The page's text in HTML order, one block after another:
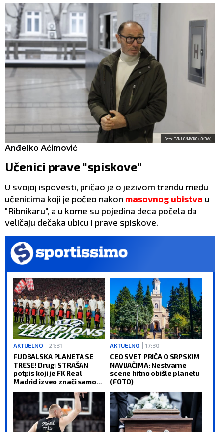
Foto: TANJUG/MARKO ĐOKOVIĆ
Anđelko Aćimović
Učenici prave "spiskove"
U svojoj ispovesti, pričao je o jezivom trendu među
učenicima koji je počeo nakon masovnog ubistva u
"Ribnikaru", a u kome su pojedina deca počela da
veličaju dečaka ubicu i prave spiskove.
AKTUELNO 21:31
FUDBALSKA PLANETA SE
TRESE! Drugi STRAŠAN
potpis koji je FK Real
Madrid izveo znači samo
šampiona je obaveza!
AKTUELNO 17:30
CEO SVET PRIČA O SRPSKIM
NAVIJAČIMA: Nestvarne
scene hitno obišle planetu
(FOTO)